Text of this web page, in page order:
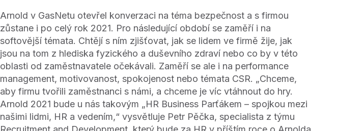
Arnold v GasNetu otevřel konverzaci na téma bezpečnost a s firmou
zůstane i po celý rok 2021. Pro následující období se zaměří i na
softovější témata. Chtějí s ním zjišťovat, jak se lidem ve firmě žije, jak
jsou na tom z hlediska fyzického a duševního zdraví nebo co by v této
oblasti od zaměstnavatele očekávali. Zaměří se ale i na performance
management, motivovanost, spokojenost nebo témata CSR. „Chceme,
aby firmu tvořili zaměstnanci s námi, a chceme je víc vtáhnout do hry.
Arnold 2021 bude u nás takovým „HR Business Parťákem – spojkou mezi
našimi lidmi, HR a vedením,“ vysvětluje Petr Pěčka, specialista z týmu